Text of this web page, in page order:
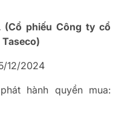
(Cổ phiếu Công ty cổ
12/2024
hành quyền mua: